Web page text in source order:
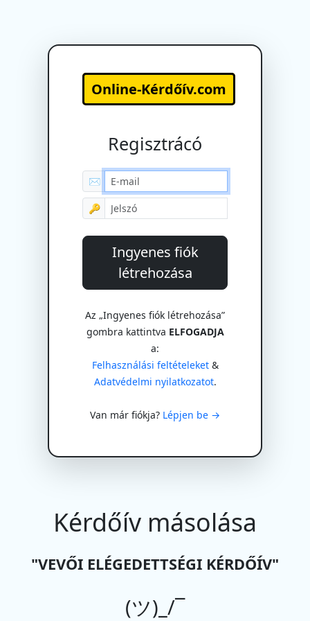
Online-Kérdőív.com
Regisztrácó
✉
🔑
Ingyenes fiók
létrehozása
Az „Ingyenes fiók létrehozása”
gombra kattintva ELFOGADJA
a:
Felhasználási feltételeket&
Adatvédelmi nyilatkozatot.
Van már fiókja? Lépjen be →
Kérdőív másolása
"VEVŐI ELÉGEDETTSÉGI KÉRDŐÍV"
(ツ)_/¯